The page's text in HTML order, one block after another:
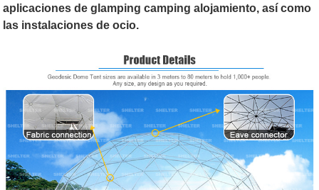
aplicaciones de glamping camping alojamiento, así como
las instalaciones de ocio.